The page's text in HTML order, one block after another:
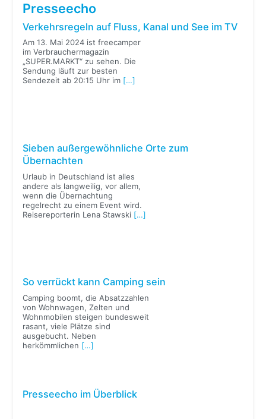
Presseecho
Verkehrsregeln auf Fluss, Kanal und See im TV
Am 13. Mai 2024 ist freecamper
im Verbrauchermagazin
„SUPER.MARKT“ zu sehen. Die
Sendung läuft zur besten
Sendezeit ab 20:15 Uhr im […]
Sieben außergewöhnliche Orte zum
Übernachten
Urlaub in Deutschland ist alles
andere als langweilig, vor allem,
wenn die Übernachtung
regelrecht zu einem Event wird.
Reisereporterin Lena Stawski […]
So verrückt kann Camping sein
Camping boomt, die Absatzzahlen
von Wohnwagen, Zelten und
Wohnmobilen steigen bundesweit
rasant, viele Plätze sind
ausgebucht. Neben
herkömmlichen […]
Presseecho im Überblick